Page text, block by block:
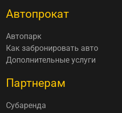
Автопрокат
Автопарк
Как забронировать авто
Дополнительные услуги
Партнерам
Субаренда